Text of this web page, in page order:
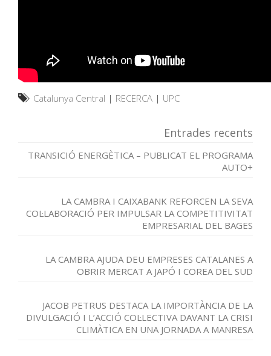
Catalunya Central | RECERCA | UPC
Entrades recents
TRANSICIÓ ENERGÈTICA – PUBLICAT EL PROGRAMA
AUTO+
LA CAMBRA I CAIXABANK REFORCEN LA SEVA
COL·LABORACIÓ PER IMPULSAR LA COMPETITIVITAT
EMPRESARIAL DEL BAGES
LA CAMBRA AJUDA DEU EMPRESES CATALANES A
OBRIR MERCAT A JAPÓ I COREA DEL SUD
JACOB PETRUS DESTACA LA IMPORTÀNCIA DE LA
DIVULGACIÓ I L’ACCIÓ COL·LECTIVA DAVANT LA CRISI
CLIMÀTICA EN UNA JORNADA A MANRESA